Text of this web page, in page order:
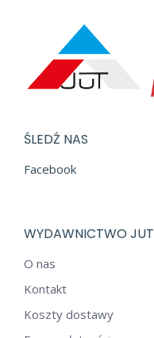
ŚLEDŹ NAS
Facebook
WYDAWNICTWO JUT
O nas
Kontakt
Koszty dostawy